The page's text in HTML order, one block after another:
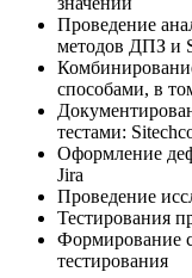
Проведение
методов ДПЗ и
способами, в
тестами:
Оформление
Jira
Проведение
Тестирования
Формирование
тестирования